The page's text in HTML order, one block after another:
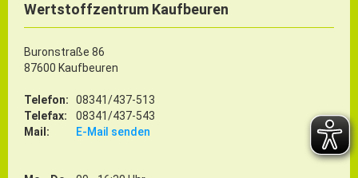
Wertstoffzentrum Kaufbeuren
Buronstraße 86
87600 Kaufbeuren
Telefon:
08341/437-513
Telefax:
08341/437-543
Mail:
E-Mail senden